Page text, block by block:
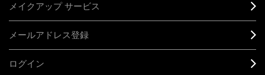
メイクアップ サービス
メールアドレス登録
ログイン